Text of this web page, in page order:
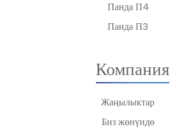
Панда П4
Панда П3
Компания
Жаңылыктар
Биз жөнүндө